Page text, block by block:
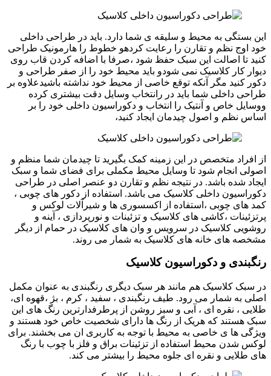
این بستگی به محیط و سلیقه ی شما دارد. باید در طراحی داخلی
خود اوج نظم و تقارن را رعایت کردهو خطوط را هارمونیک طراحی
کنید تا اصالت این سبک حفظ شود ،صرفا با اضافه کردن قاب روی
دیوار کار کلاسیک نمی شودو باید محیط خود را از صفر طراحی و
دکور کنید مگر آنکه توقع خاصی از محیط خود نداشته باشیدعلاوه بر
طراحی داخلی شما باید در رانتخاب وسایل دقت بیشتری کرده
ووسایل خاص و آنتیک را انتخاب و دکوراسیون داخلی خود را بر
اساس نظم و اصول چیدمان ایجاد کنید،
از افراد متخصص در این زمینه کمک بگیرید تا چیدمان شما منظم و
اصولی انجام شود تا وسایل محیط مکملی برای فضای شما و سبک
ایجاد شده باشد. در نتیجه نظم و تقارن دو عنصر اصلی در طراحی
دکوراسیون داخلی کلاسیک می باشد. استفاده از دکور های چوبی ،
کمد های چوبی ،استفاده از اکسسوری ها و شیرآلات لوکس و
پرتزئینات ،کاشی های کلاسیک و تزئینات و نورپردازی ، آینه و
روشویی کلاسیک در سرویس و وان های کلاسیک در حمام از دیگر
مشخصه های خانه های کلاسیک به شمار می روند.
رنگبندی و دکوراسیون کلاسیک
در سبک کلاسیک هم مانند هر سبک دیگری رنگبندی به عنوان مکمل
اصلی به شمار می رود. طیف رنگبندی ، سفید ، کرم ، بژ ،قهوه ای،
طلایی ، نقره ای ، آبی و سبز روشن از پرطرفدارترین رنگ های این
سبک هستند که هریک از رنگ ها دارای شخصیت خاص خود هستند و
ویژگی ها ی خاصی به محیط با توجه به کاربری ان می بخشند. برای
لوکس شدن محیط استفاده از تزئینات براق و فلز با چوب با رنگ
های طلایی و نقره ای جلوه محیط را بیشتر می کند.